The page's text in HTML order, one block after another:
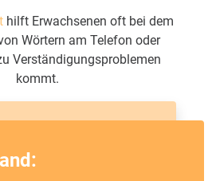
hilft Erwachsenen oft bei dem
Wörtern am Telefon oder
Verständigungsproblemen
kommt.